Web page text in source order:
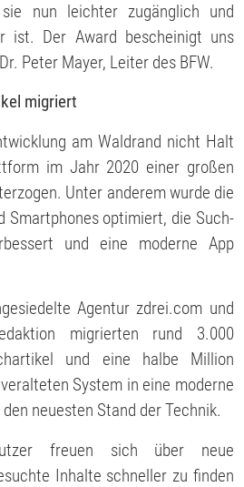
nun leichter zugänglich und
ist. Der Award bescheinigt uns
Peter Mayer, Leiter des BFW.
migriert
am Waldrand nicht Halt
im Jahr 2020 einer großen
Unter anderem wurde die
Smartphones optimiert, die Such-
und eine moderne App
Agentur zdrei.com und
migrierten rund 3.000
und eine halbe Million
System in eine moderne
neuesten Stand der Technik.
freuen sich über neue
Inhalte schneller zu finden